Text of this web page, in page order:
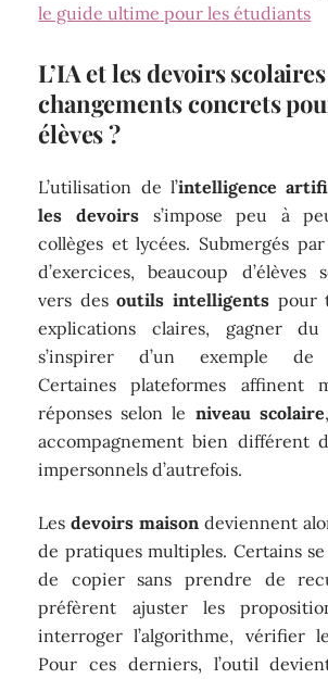
le guide ultime pour les étudiants
L’IA et les devoirs
changements concrets
élèves ?
L’utilisation de l’intelligence
les devoirss’impose peu à
collèges et lycées. Submergés
d’exercices, beaucoup d’élèves
vers desoutils intelligents pour
explications claires, gagner
s’inspirer d’un exemple de
Certaines plateformes affinent
réponses selon le niveau scolaire
accompagnement bien différent
impersonnels d’autrefois.
Lesdevoirs maison deviennent
de pratiques multiples. Certains
de copier sans prendre de
préfèrent ajuster les
interroger l’algorithme, vérifier
Pour ces derniers, l’outil